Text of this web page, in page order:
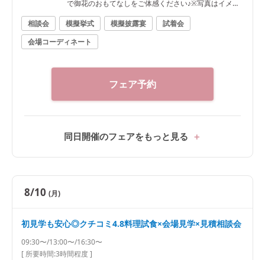
で御花のおもてなしをご体感ください♪※写真はイメー
ジです
相談会 模擬挙式 模擬披露宴
試着会
会場コーディネート
フェア予約
同日開催のフェアをもっと見る
8/10 (月)
初見学も安心◎クチコミ4.8料理試食×会場見学×見積相談会
09:30〜/13:00〜/16:30〜
[ 所要時間:3時間程度]